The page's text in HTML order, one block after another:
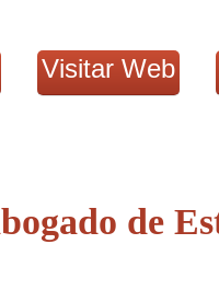
Visitar Web
de